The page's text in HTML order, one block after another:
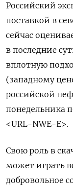
Российский
поставкой в
сейчас
в последние
вплотную
(западному
российской
понедельника
<URL-NWE-E>.
Свою роль в
может играть
добровольное